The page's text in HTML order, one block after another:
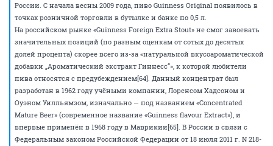
России. С начала весны 2009 года, пиво Guinness Original появилось в
точках розничной торговли в бутылке и банке по 0,5 л.
На российском рынке «Guinness Foreign Extra Stout» не смог завоевать
значительных позиций (по разным оценкам от сотых до десятых
долей процента) скорее всего из-за «натуральной вкусоароматической
добавки „Ароматический экстракт Гиннесс“», к которой любители
пива относятся с предубеждением[64]. Данный концентрат был
разработан в 1962 году учёными компании, Лоренсом Хадсоном и
Оуэном Уилльямзом, изначально — под названием «Concentrated
Mature Beer» (современное название «Guinness flavour Extract»), и
впервые применён в 1968 году в Маврикии[65]. В России в связи с
Федеральным законом Российской Федерации от 18 июля 2011 г. N 218-